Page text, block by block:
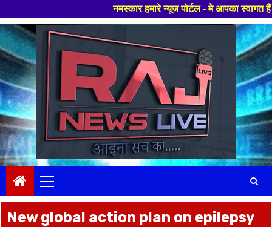
नमस्कार हमारे न्यूज पोर्टल - मे आपका स्वागत हैं ,यहाँ
Skip
to
content
Menu
New global action plan on epilepsy